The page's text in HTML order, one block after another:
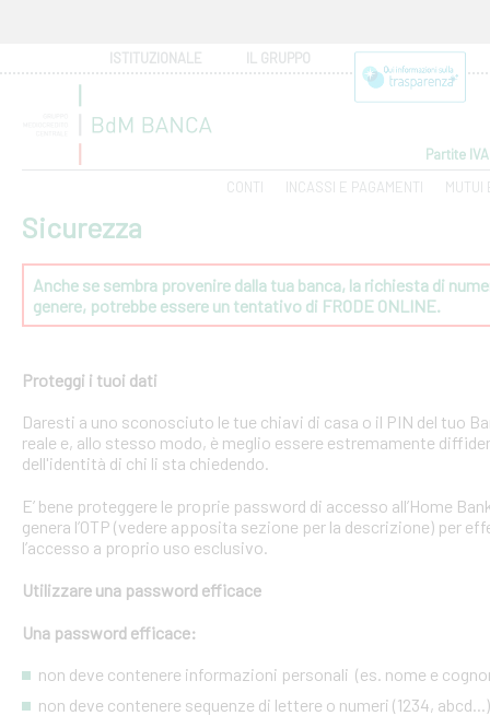
ISTITUZIONALE IL GRUPPO
Partite IVA
CONTI
INCASSI E PAGAMENTI MUTUI
Sicurezza
Anche se sembra provenire dalla tua banca, la richiesta di
genere, potrebbe essere un tentativo di FRODE ONLINE.
Proteggi i tuoi dati
Daresti a uno sconosciuto le tue chiavi di casa o il PIN del tuo
reale e, allo stesso modo, è meglio essere estremamente
dell'identità di chi li sta chiedendo.
E’ bene proteggere le proprie password di accesso all’Home
genera l’OTP (vedere apposita sezione per la descrizione) per
l’accesso a proprio uso esclusivo.
Utilizzare una password efficace
Una password efficace:
non deve contenere informazioni personali (es. nome e
non deve contenere sequenze di lettere o numeri (1234, abcd...)